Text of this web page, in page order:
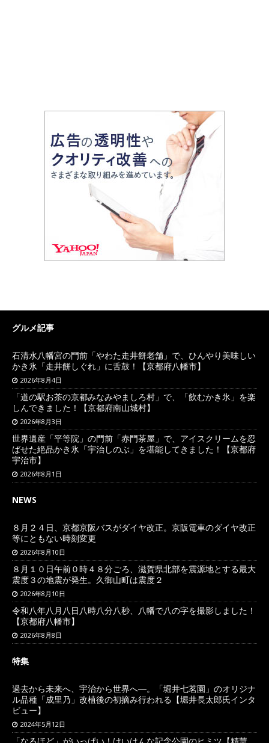
グルメ記事
石清水八幡宮の門前「やわた走井餅老舗」で、ひんやり美味しい
かき氷「走井餅しぐれ」に舌鼓！【京都府八幡市】
2026年8月4日
「道の駅お茶の京都みなみやましろ村」で、「飲むかき氷」を楽
しんできました！【京都府南山城村】
2026年8月3日
世界遺産「平等院」の門前「赤門茶屋」で、アイスクリームを忍
ばせた絶品かき氷「宇治しのぶ」を堪能してきました！【京都府
宇治市】
2026年8月1日
NEWS
８月２４日、京都京阪バスがダイヤ改正。京阪電車のダイヤ改正
等にともない時刻変更
2026年8月10日
８月１０日午前０時４８分ごろ、滋賀県北部を震源地とする最大
震度３の地震が発生。久御山町は震度２
2026年8月10日
令和八年八月八日八時八分八秒、八幡で八の字を撮影しました！
【京都府八幡市】
2026年8月8日
特集
過去から未来へ、宇治から世界へ―。「堀井七茗園」のオリジナ
ル品種「成里乃」改植後の初摘み行われる【堀井長太郎氏インタ
ビュー】
2024年5月12日